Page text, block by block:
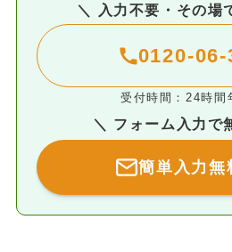
＼ 入力不要・その場
0120-06-
受付時間：24時間
＼ フォーム入力で
簡単入力無